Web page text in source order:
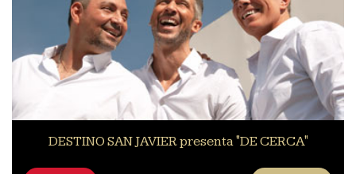
DESTINO SAN JAVIER presenta "DE CERCA"